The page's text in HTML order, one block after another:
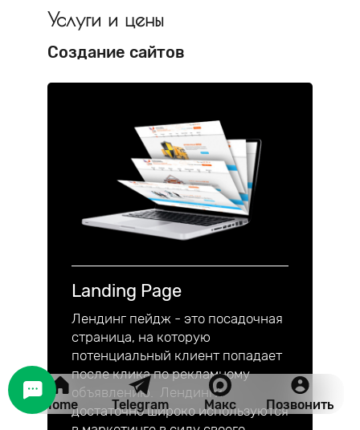
Услуги и цены
Создание сайтов
Landing Page
Лендинг пейдж - это посадочная
страница, на которую
потенциальный клиент попадает
после клика по рекламному
объявлению. Лендинги
достаточно широко используются
Home Telegram Макс Позвонить